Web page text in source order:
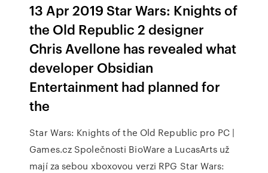
13 Apr 2019 Star Wars: Knights of
the Old Republic 2 designer
Chris Avellone has revealed what
developer Obsidian
Entertainment had planned for
the
Star Wars: Knights of the Old Republic pro PC |
Games.cz Společnosti BioWare a LucasArts už
mají za sebou xboxovou verzi RPG Star Wars: